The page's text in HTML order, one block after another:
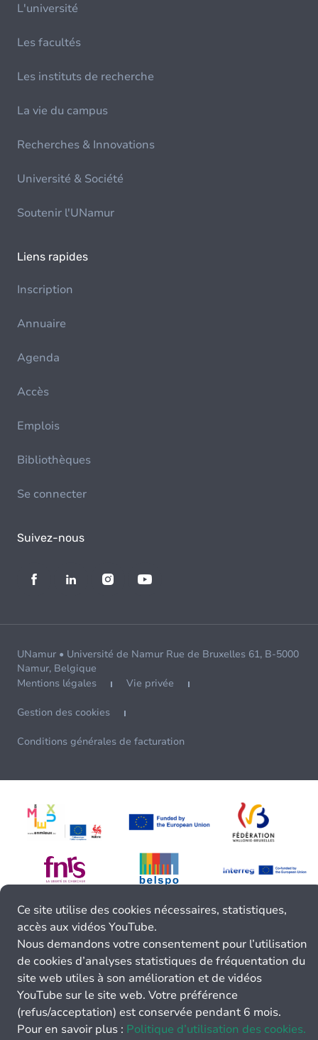
L'université
Les facultés
Les instituts de recherche
La vie du campus
Recherches & Innovations
Université & Société
Soutenir l'UNamur
Liens rapides
Inscription
Annuaire
Agenda
Accès
Emplois
Bibliothèques
Se connecter
Suivez-nous
UNamur • Université de Namur Rue de Bruxelles 61, B-5000
Namur, Belgique
Mentions légales
Vie privée
Gestion des cookies
Conditions générales de facturation
Ce site utilise des cookies nécessaires, statistiques,
accès aux vidéos YouTube.
Nous demandons votre consentement pour l’utilisation
de cookies d’analyses statistiques de fréquentation du
site web utiles à son amélioration et de vidéos
YouTube sur le site web. Votre préférence
(refus/acceptation) est conservée pendant 6 mois.
Pour en savoir plus : Politique d’utilisation des cookies.